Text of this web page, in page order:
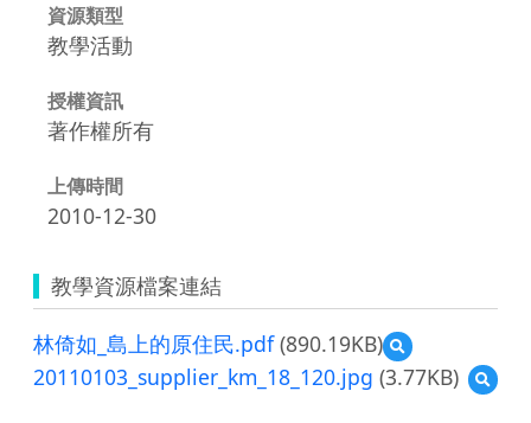
資源類型
教學活動
授權資訊
著作權所有
上傳時間
2010-12-30
教學資源檔案連結
林倚如_島上的原住民.pdf(890.19KB)
預
覽
林
20110103_supplier_km_18_120.jpg (3.77KB)
預
覽